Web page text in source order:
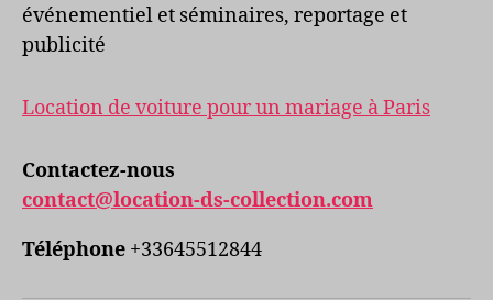
événementiel et séminaires, reportage et
publicité
Location de voiture pour un mariage à Paris
Contactez-nous
contact@location-ds-collection.com
Téléphone +33645512844